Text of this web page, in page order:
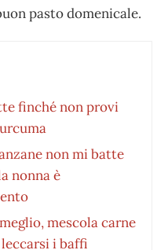
pasto domenicale.
finché non provi
non mi batte
nonna è
mescola carne
i baffi